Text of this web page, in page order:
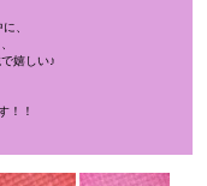
、
嬉しい♪
！！